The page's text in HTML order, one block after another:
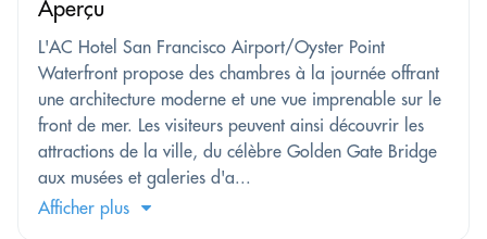
Aperçu
L'AC Hotel San Francisco Airport/Oyster Point
Waterfront propose des chambres à la journée offrant
une architecture moderne et une vue imprenable sur le
front de mer. Les visiteurs peuvent ainsi découvrir les
attractions de la ville, du célèbre Golden Gate Bridge
aux musées et galeries d'a...
Afficher plus